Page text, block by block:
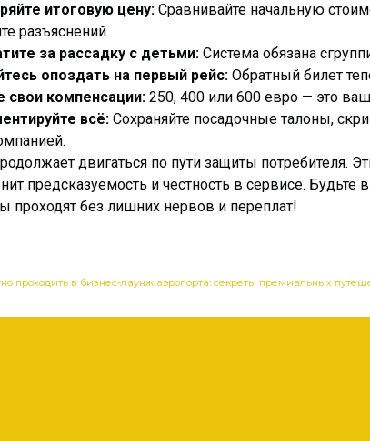
итоговую цену: Сравнивайте начальную
разъяснений.
за рассадку с детьми: Система обязана
опоздать на первый рейс: Обратный билет
свои компенсации: 250, 400 или 600 евро — это
всё: Сохраняйте посадочные талоны,
двигаться по пути защиты потребителя.
предсказуемость и честность в сервисе.
проходят без лишних нервов и переплат!
проходить в бизнес-лаунж аэропорта: секреты премиальных